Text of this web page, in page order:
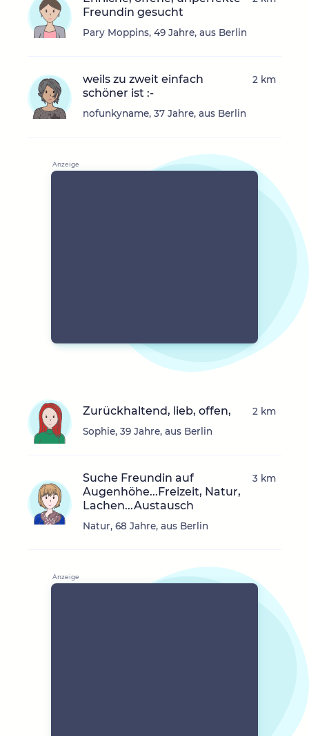
Freundin gesucht
Pary Moppins, 49 Jahre, aus Berlin
weils zu zweit einfach
schöner ist :-
nofunkyname, 37 Jahre, aus Berlin
2 km
Zurückhaltend, lieb, offen,
Sophie, 39 Jahre, aus Berlin
2 km
Suche Freundin auf
Augenhöhe...Freizeit, Natur,
Lachen...Austausch
Natur, 68 Jahre, aus Berlin
3 km